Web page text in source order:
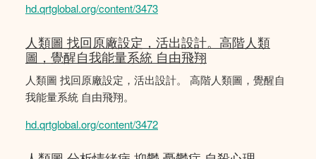
hd.qrtglobal.org/content/3473
人類圖 找回原廠設定，活出設計。高階人類
圖，覺醒自我能量系統 自由飛翔
人類圖 找回原廠設定，活出設計。 高階人類圖，覺醒自
我能量系統 自由飛翔。
hd.qrtglobal.org/content/3472